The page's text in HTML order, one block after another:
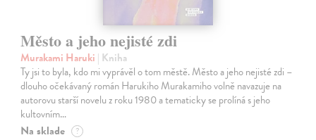
Město a jeho nejisté zdi
Murakami Haruki | Kniha
Ty jsi to byla, kdo mi vyprávěl o tom městě. Město a jeho nejisté zdi –
dlouho očekávaný román Harukiho Murakamiho volně navazuje na
autorovu starší novelu z roku 1980 a tematicky se prolíná s jeho
kultovním…
Na sklade ?